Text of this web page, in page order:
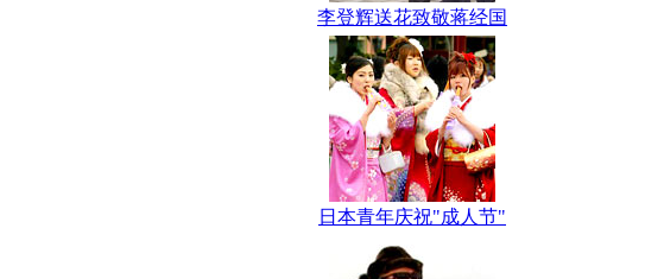
李登辉送花致敬蒋经国
日本青年庆祝"成人节"